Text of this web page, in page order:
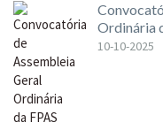
Ordinária
10-10-2025